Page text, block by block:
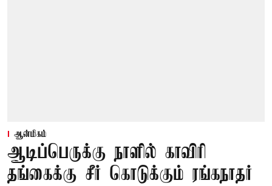
ஆன்மிகம்
ஆடிப்பெருக்கு நாளில் காவிரி
தங்கைக்கு சீர் கொடுக்கும் ரங்கநாதர்